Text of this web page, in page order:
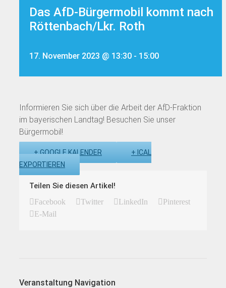
Das AfD-Bürgermobil kommt nach
Röttenbach/Lkr. Roth
17. November 2023 @ 13:30 - 15:00
Informieren Sie sich über die Arbeit der AfD-Fraktion
im bayerischen Landtag! Besuchen Sie unser
Bürgermobil!
+ GOOGLE KALENDER
+ ICAL
EXPORTIEREN
Teilen Sie diesen Artikel!
Facebook Twitter LinkedIn
Pinterest
E-Mail
Veranstaltung Navigation